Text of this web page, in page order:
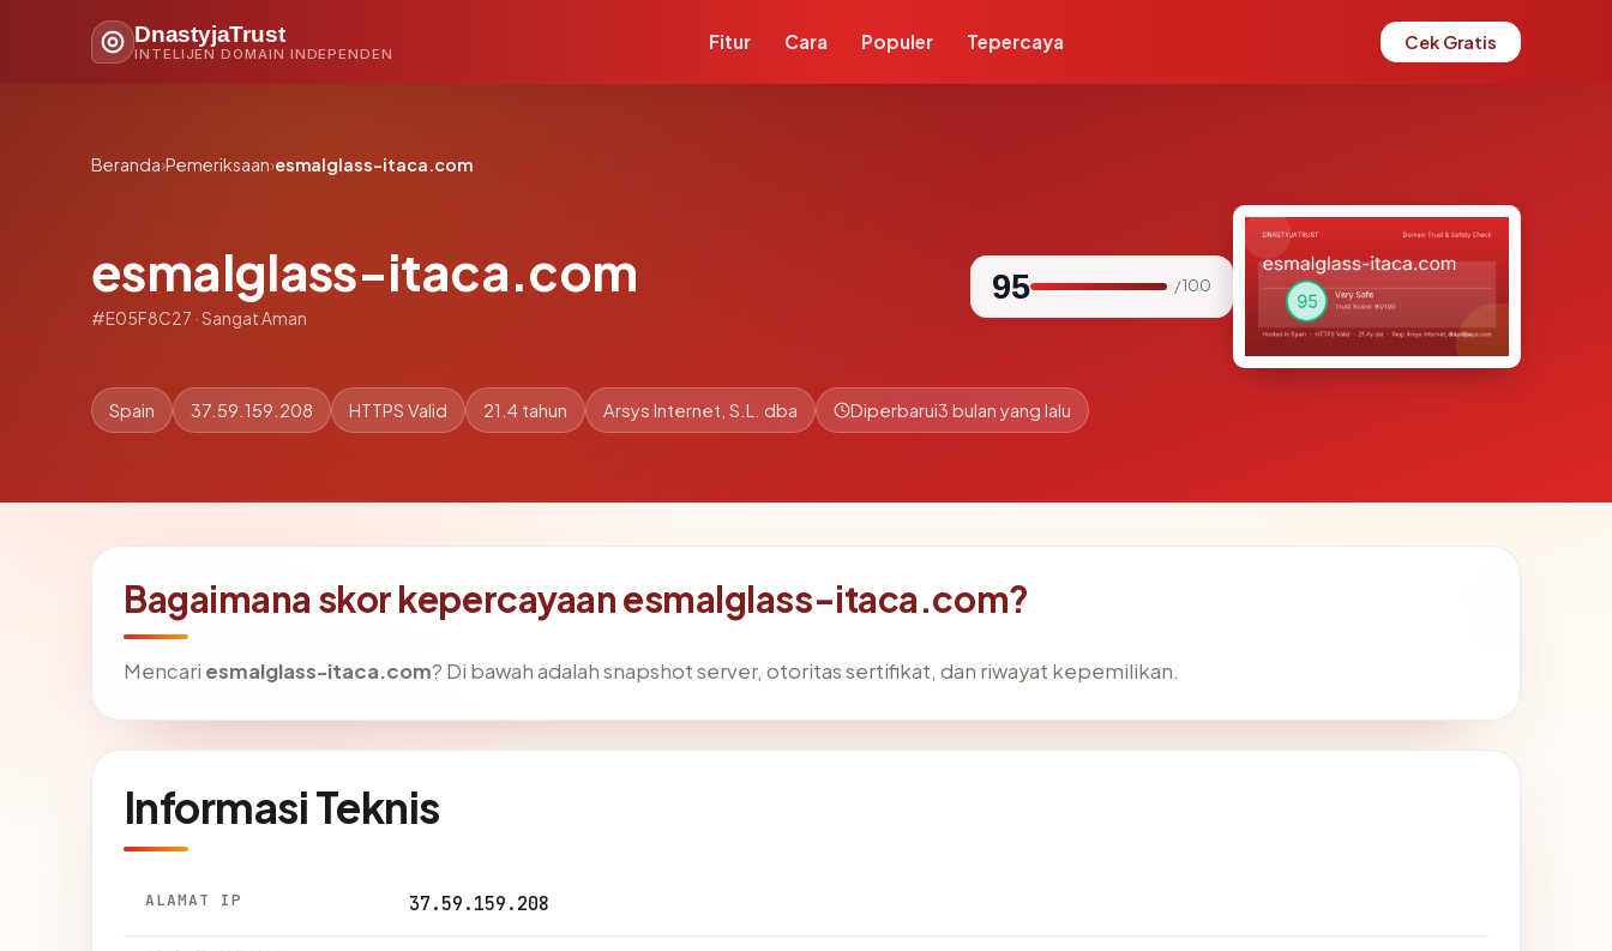
DnastyjaTrust
INTELIJEN DOMAIN INDEPENDEN
Fitur Cara Populer Tepercaya Cek Gratis
Beranda›Pemeriksaan›esmalglass-itaca.com
esmalglass-itaca.com
#E05F8C27 · Sangat Aman
95 / 100
Spain 37.59.159.208 HTTPS Valid 21.4 tahun Arsys Internet, S.L. dba Diperbarui3 bulan yang lalu
Bagaimana skor kepercayaan esmalglass-itaca.com?
Mencari esmalglass-itaca.com? Di bawah adalah snapshot server, otoritas sertifikat, dan riwayat kepemilikan.
Informasi Teknis
ALAMAT IP 37.59.159.208